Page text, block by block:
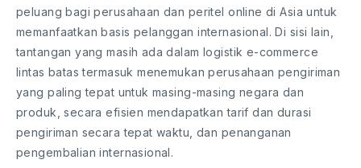
peluang bagi perusahaan dan peritel online di Asia untuk
memanfaatkan basis pelanggan internasional. Di sisi lain,
tantangan yang masih ada dalam logistik e-commerce
lintas batas termasuk menemukan perusahaan pengiriman
yang paling tepat untuk masing-masing negara dan
produk, secara efisien mendapatkan tarif dan durasi
pengiriman secara tepat waktu, dan penanganan
pengembalian internasional.